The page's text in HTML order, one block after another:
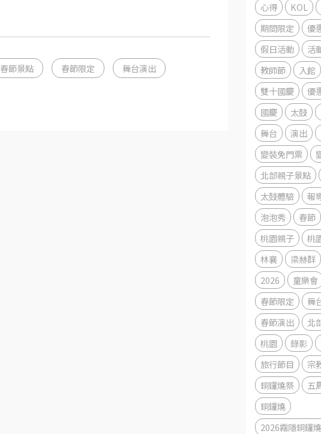
春節景點 春節限定 舞台演出
心得
KOL
期間限定
優
假日活動
活
教師節
入館
雙十國慶
優
國慶
太鼓
舞台
演出
變裝免門票
北部親子景點
太鼓體驗
報
泡泡秀
春節
桃園親子
桃
林襄
梁赫群
2026
童樂會
春節限定
舞
春節演出
北
桃園
錄影
旅行節目
宗
銅鑼燒祭
五
銅鑼燒
2026霧隱銅鑼